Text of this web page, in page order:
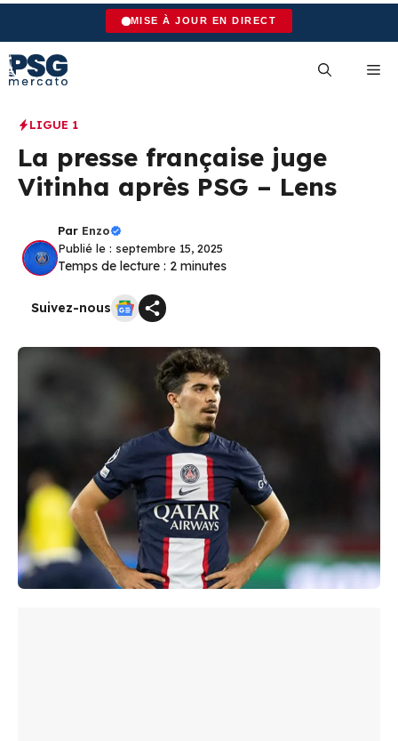
Aller
contenu
MISE À JOUR EN DIRECT
LIGUE 1
La presse française juge
Vitinha après PSG – Lens
Par Enzo
Publié le : septembre 15, 2025
Temps de lecture : 2 minutes
Suivez-nous